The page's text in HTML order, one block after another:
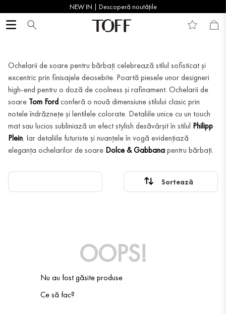
NEW IN | Descoperă noutățile
Ochelarii de soare pentru bărbați celebrează stilul sofisticat și
excentric prin finisajele deosebite. Poartă piesele unor designeri
high-end pentru o doză de coolness și rafinament. Ochelarii de
soare Tom Fordconferă o nouă dimensiune stilului clasic prin
notele îndrăznețe și lentilele colorate. Detaliile unice cu un touch
mat sau lucios subliniază un efect stylish desăvârșit în stilul Philipp
Plein. Iar detaliile futuriste și nuanțele în vogă evidențiază
eleganța ochelarilor de soare Dolce & Gabbanapentru bărbați.
OOPS!
Nu au fost găsite produse
Ce să fac?